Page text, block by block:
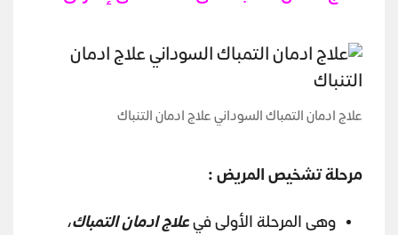
علاج ادمان التمباك السوداني علاج ادمان التنباك
مرحلة تشخيص المريض :
وهى المرحلة الأولى فيعلاج ادمان التمباك،